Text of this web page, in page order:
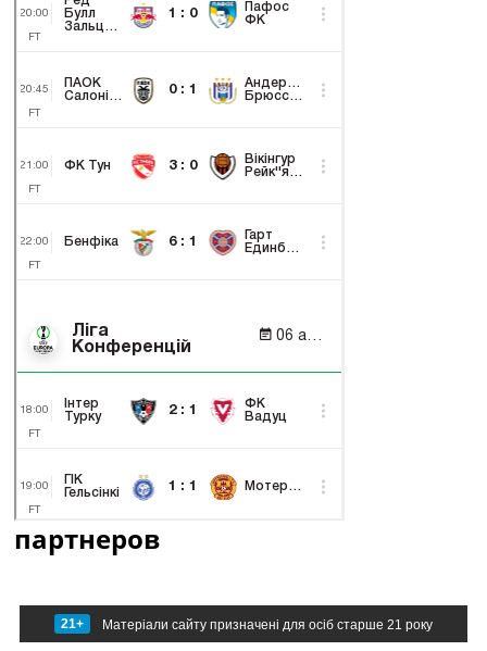
партнеров
21+ Матеріали сайту призначені для осіб старше 21 року